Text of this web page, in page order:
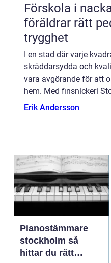
Förskola i nacka så
föräldrar rätt
trygghet
I en stad där varje
skräddarsydda och
vara avgörande för att
hem. Med finsnickeri
att förvandla di...
Erik Andersson
Pianostämmare
stockholm så
hittar du rätt